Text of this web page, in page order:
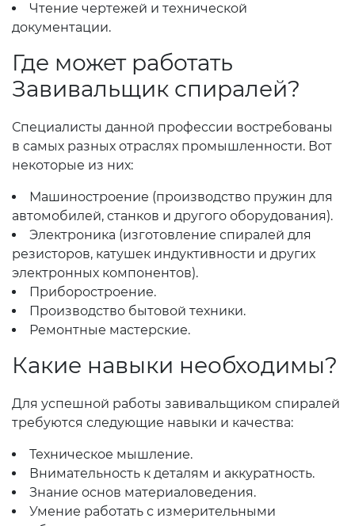
Чтение чертежей и технической
документации.
Где может работать
Завивальщик спиралей?
Специалисты данной профессии востребованы
в самых разных отраслях промышленности. Вот
некоторые из них:
Машиностроение (производство пружин для
автомобилей, станков и другого оборудования).
Электроника (изготовление спиралей для
резисторов, катушек индуктивности и других
электронных компонентов).
Приборостроение.
Производство бытовой техники.
Ремонтные мастерские.
Какие навыки необходимы?
Для успешной работы завивальщиком спиралей
требуются следующие навыки и качества:
Техническое мышление.
Внимательность к деталям и аккуратность.
Знание основ материаловедения.
Умение работать с измерительными